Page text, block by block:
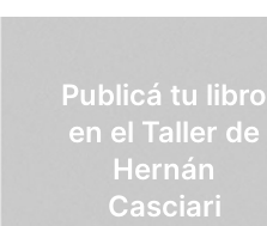
Publicá tu libro
en el Taller de
Hernán
Casciari